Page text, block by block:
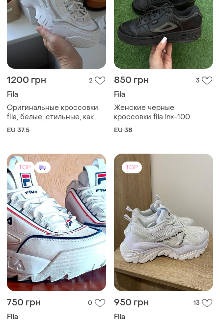
1200 грн 2
Fila
Оригинальные кроссовки
fila, белые, стильные, как
новые
EU 37.5
850 грн 3
Fila
Женские черные
кроссовки fila lnx-100
EU 38
TOP
750 грн 0
Fila
TOP
950 грн 13
Fila